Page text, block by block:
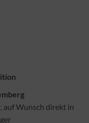
Wunsch direkt in